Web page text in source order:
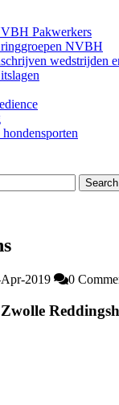
Pakwerkers
NVBH
wedstrijden
Search
2019 0